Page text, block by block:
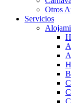
Otros
Servicios